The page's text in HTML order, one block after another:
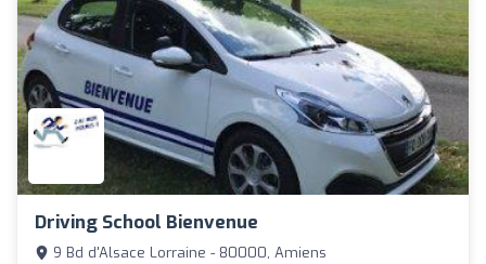
Driving School Bienvenue
9 Bd d'Alsace Lorraine - 80000, Amiens